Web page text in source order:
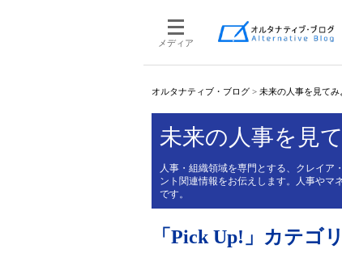
メディア
オルタナティブ・ブログ > 未来の人事を見てみ
未来の人事を見
人事・組織領域を専門とする、クレイア
ント関連情報をお伝えします。人事やマ
です。
「Pick Up!」カテゴ